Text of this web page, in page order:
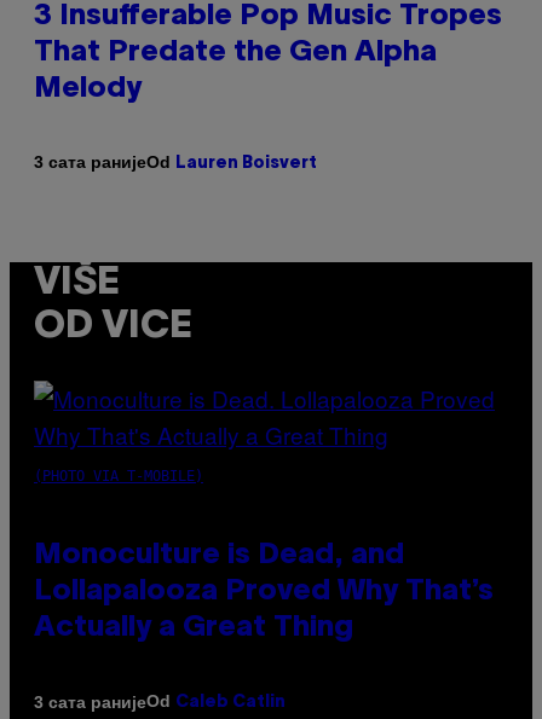
3 Insufferable Pop Music Tropes
That Predate the Gen Alpha
Melody
3 сата ранијеOd Lauren Boisvert
VIŠE
OD VICE
(PHOTO VIA T-MOBILE)
Monoculture is Dead, and
Lollapalooza Proved Why That’s
Actually a Great Thing
3 сата ранијеOd Caleb Catlin